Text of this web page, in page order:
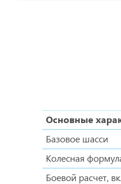
Основные
Базовое шасси
Колесная
Боевой расчет,